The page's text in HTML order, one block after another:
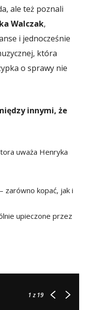
ale też poznali
Walczak,
i jednocześnie
która
o sprawy nie
innymi, że
uważa Henryka
zarówno kopać, jak i
upieczone przez
1z 19